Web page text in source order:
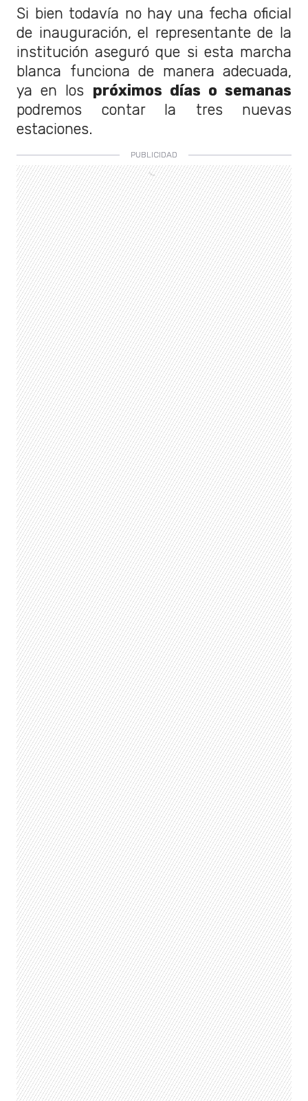
Si bien todavía no hay una fecha oficial
de inauguración, el representante de la
institución aseguró que si esta marcha
blanca funciona de manera adecuada,
ya en los próximos días o semanas
podremos contar la tres nuevas
estaciones.